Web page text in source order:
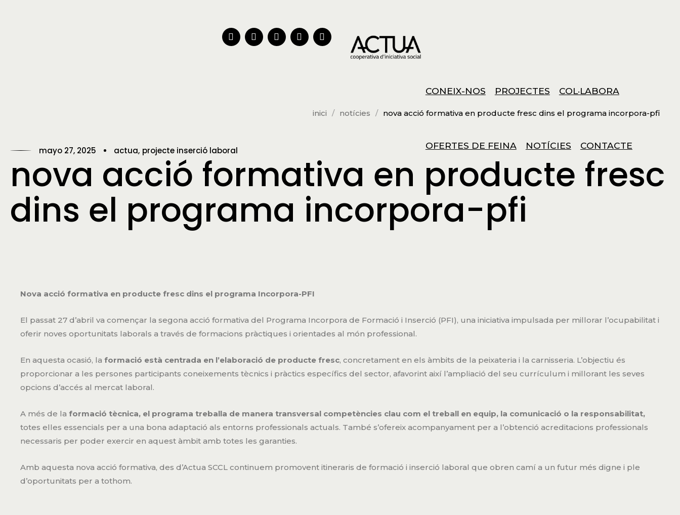
CONEIX-NOS PROJECTES COL·LABORA
OFERTES DE FEINA NOTÍCIES CONTACTE
inici notícies nova acció formativa en producte fresc dins el programa incorpora-pfi
mayo 27, 2025 actua projecte inserció laboral
nova acció formativa en producte fresc
dins el programa incorpora-pfi
Nova acció formativa en producte fresc dins el programa Incorpora-PFI
El passat 27 d’abril va començar la segona acció formativa del Programa Incorpora de Formació i Inserció (PFI), una iniciativa impulsada per millorar l’ocupabilitat i
oferir noves oportunitats laborals a través de formacions pràctiques i orientades al món professional.
En aquesta ocasió, la formació està centrada en l’elaboració de producte fresc, concretament en els àmbits de la peixateria i la carnisseria. L’objectiu és
proporcionar a les persones participants coneixements tècnics i pràctics específics del sector, afavorint així l’ampliació del seu currículum i millorant les seves
opcions d’accés al mercat laboral.
A més de la formació tècnica, el programa treballa de manera transversal competències clau com el treball en equip, la comunicació o la responsabilitat,
totes elles essencials per a una bona adaptació als entorns professionals actuals. També s’ofereix acompanyament per a l’obtenció acreditacions professionals
necessaris per poder exercir en aquest àmbit amb totes les garanties.
Amb aquesta nova acció formativa, des d’Actua SCCL continuem promovent itineraris de formació i inserció laboral que obren camí a un futur més digne i ple
d’oportunitats per a tothom.